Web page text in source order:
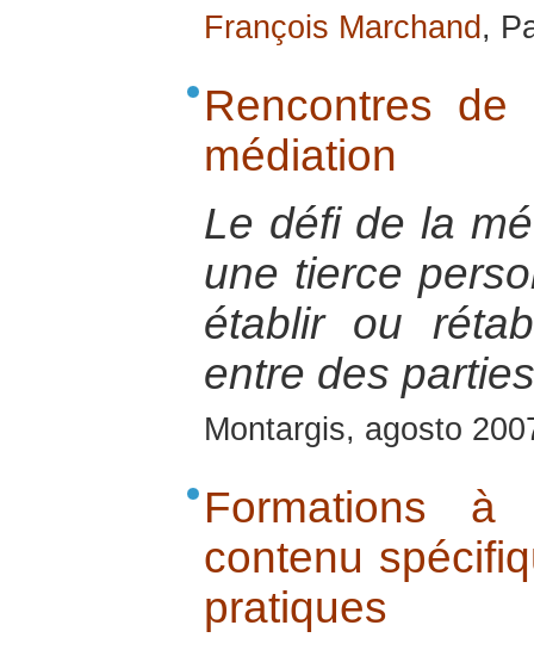
François Marchand ,
Rencontres
médiation
Le défi de la
une tierce
établir ou
entre des
Montargis, agosto
Formations
contenu
pratiques